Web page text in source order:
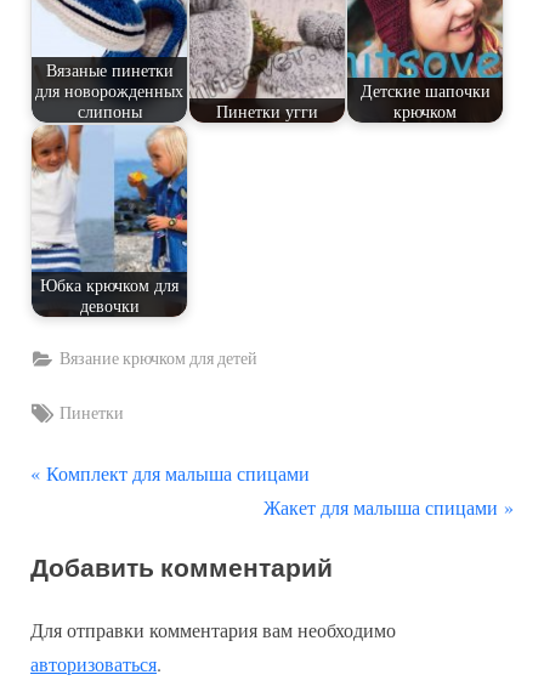
Вязаные пинетки
для новорожденных
слипоны
Пинетки угги
Детские шапочки
крючком
Юбка крючком для
девочки
Вязание крючком для детей
Tags:
Пинетки
Навигация
записям
П
д
д
у
Комплект для малыша спицами
С
е
у
Жакет для малыша спицами
Добавить комментарий
Для отправки комментария вам необходимо
авторизоваться.